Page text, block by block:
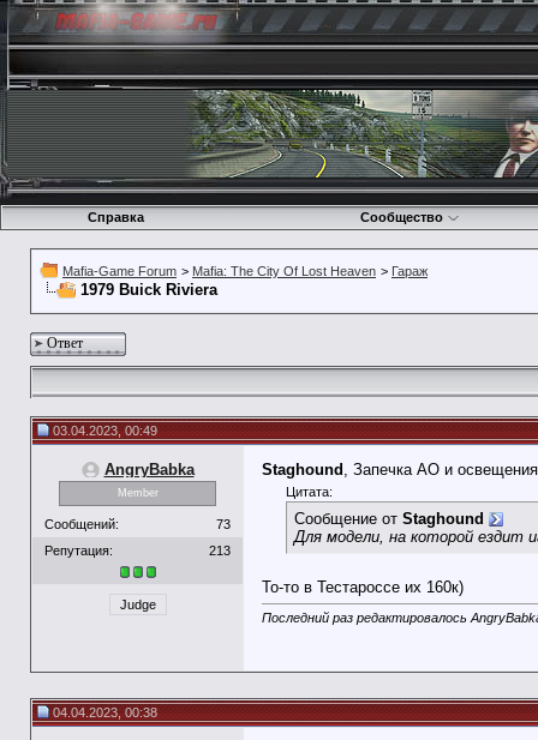
Справка Сообщество
Mafia-Game Forum > Mafia: The City Of Lost Heaven > Гараж
1979 Buick Riviera
Ответ
03.04.2023, 00:49
AngryBabka
Member
Сообщений:
73
Репутация:
213
Judge
Staghound , Запечка АО и
Цитата:
Сообщение от Staghound
Для модели, на которой ездит
То-то в Тестароссе их 160к)
Последний раз редактировалось
04.04.2023, 00:38